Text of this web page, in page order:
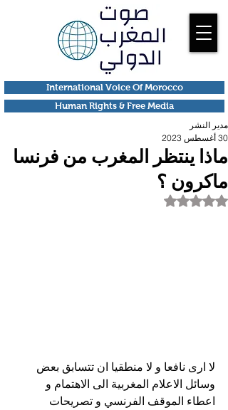
Human Rights & Free Media
International Voice Of Morocco
ماذا ينتظر المغرب من فرنسا
ماكرون ؟
مدير النشر
30 أغسطس 2023
تم التقييم بـ ليس رقمًا من أصل 5 نجوم.
لا ارى نافعا و لا منطقيا ان تتسابق بعض
وسائل الاعلام المغربية الى الاهتمام و
اعطاء الموقف الفرنسي و تصريحات